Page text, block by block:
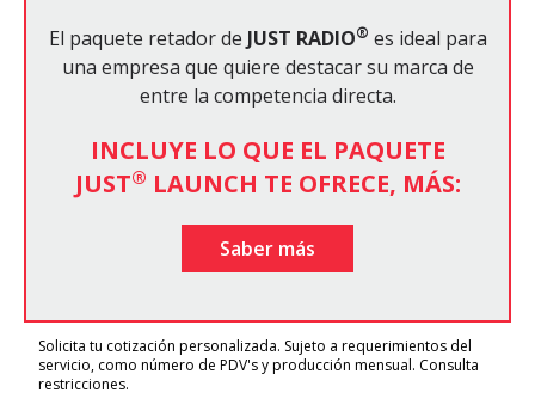
El paquete retador de JUST RADIO® es ideal para
una empresa que quiere destacar su marca de
entre la competencia directa.
INCLUYE LO QUE EL PAQUETE
JUST® LAUNCH TE OFRECE, MÁS:
Saber más
Solicita tu cotización personalizada. Sujeto a requerimientos del
servicio, como número de PDV's y producción mensual. Consulta
restricciones.